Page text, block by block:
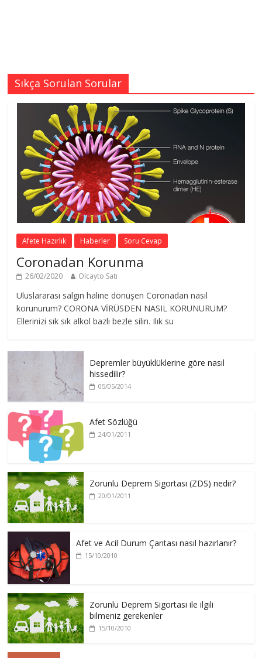
Sıkça Sorulan Sorular
Afete Hazırlık Haberler Soru Cevap
Coronadan Korunma
26/02/2020 Olcayto Satı
Uluslararası salgın haline dönüşen Coronadan nasıl
korunurum? CORONA VİRÜSDEN NASIL KORUNURUM?
Ellerinizi sık sık alkol bazlı bezle silin. Ilık su
Depremler büyüklüklerine göre nasıl
hissedilir?
05/05/2014
Afet Sözlüğü
24/01/2011
Zorunlu Deprem Sigortası (ZDS) nedir?
20/01/2011
Afet ve Acil Durum Çantası nasıl hazırlanır?
15/10/2010
Zorunlu Deprem Sigortası ile ilgili
bilmeniz gerekenler
15/10/2010